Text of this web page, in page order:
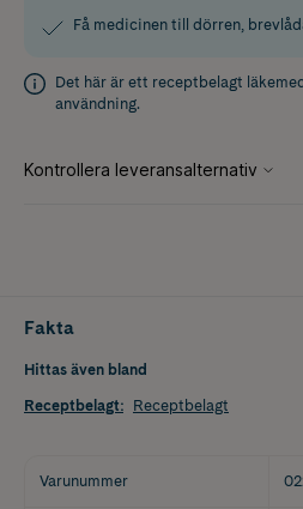
Få medicinen till dörren,
Det här är ett receptbelagt
användning.
Fakta
Hittas även bland
Receptbelagt: Receptbelagt
Varunummer